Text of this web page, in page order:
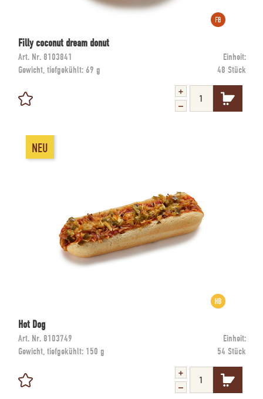
Filly coconut dream donut
Art. Nr. 8103841
Einheit:
Gewicht, tiefgekühlt: 69 g 48 Stück
NEU
Hot Dog
Art. Nr. 8103749
Einheit:
Gewicht, tiefgekühlt: 150 g 54 Stück